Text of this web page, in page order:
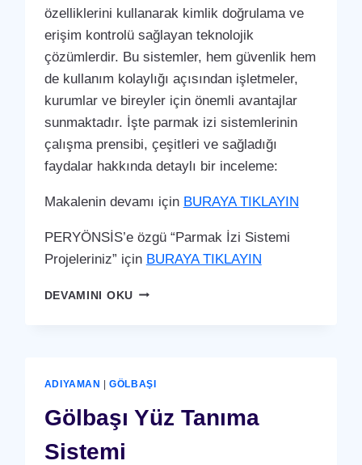
özelliklerini kullanarak kimlik doğrulama ve
erişim kontrolü sağlayan teknolojik
çözümlerdir. Bu sistemler, hem güvenlik hem
de kullanım kolaylığı açısından işletmeler,
kurumlar ve bireyler için önemli avantajlar
sunmaktadır. İşte parmak izi sistemlerinin
çalışma prensibi, çeşitleri ve sağladığı
faydalar hakkında detaylı bir inceleme:
Makalenin devamı için BURAYA TIKLAYIN
PERYÖNSİS’e özgü “Parmak İzi Sistemi
Projeleriniz” için BURAYA TIKLAYIN
DEVAMINI OKUGÖLBAŞI
ADIYAMAN |GÖLBAŞI
Gölbaşı Yüz Tanıma
Sistemi